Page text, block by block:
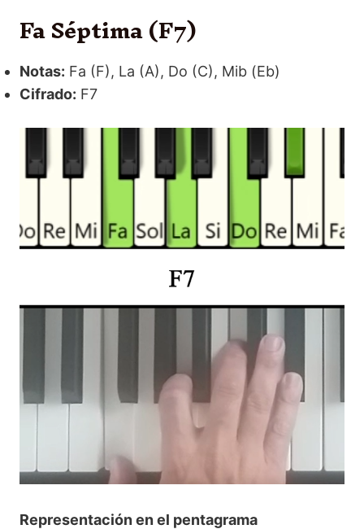
Fa Séptima (F7)
Notas: Fa (F), La (A), Do (C), Mib (Eb)
Cifrado: F7
Representación en el pentagrama